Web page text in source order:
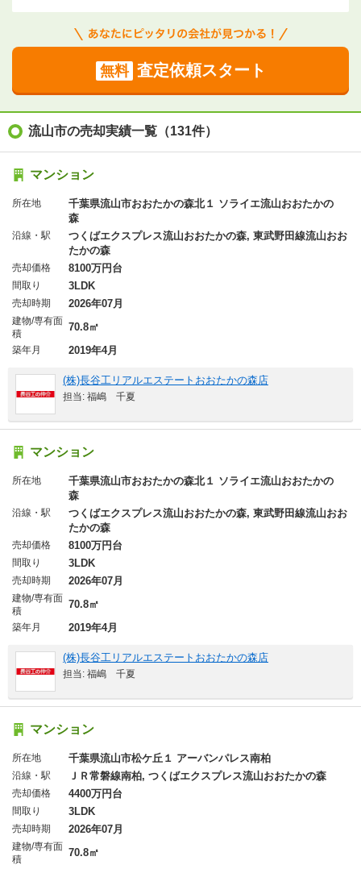
無料 査定依頼スタート
流山市の売却実績一覧（131件）
マンション
所在地
千葉県流山市おおたかの森北１ ソライエ流山おおたかの
森
沿線・駅
つくばエクスプレス流山おおたかの森, 東武野田線流山おお
たかの森
売却価格 8100万円台
間取り 3LDK
売却時期 2026年07月
建物/専有面
積
70.8㎡
築年月 2019年4月
(株)長谷工リアルエステートおおたかの森店
担当: 福嶋 千夏
マンション
所在地
千葉県流山市おおたかの森北１ ソライエ流山おおたかの
森
沿線・駅
つくばエクスプレス流山おおたかの森, 東武野田線流山おお
たかの森
売却価格 8100万円台
間取り 3LDK
売却時期 2026年07月
建物/専有面
積
70.8㎡
築年月 2019年4月
(株)長谷工リアルエステートおおたかの森店
担当: 福嶋 千夏
マンション
所在地 千葉県流山市松ケ丘１ アーバンパレス南柏
沿線・駅 ＪＲ常磐線南柏, つくばエクスプレス流山おおたかの森
売却価格 4400万円台
間取り 3LDK
売却時期 2026年07月
建物/専有面
積
70.8㎡